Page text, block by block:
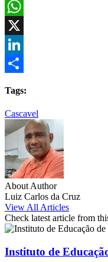
Facebook
WhatsApp
X
LinkedIn
Tags:
Cascavel
About Author
Luiz Carlos da Cruz
View All Articles
Check latest article from
Instituto de